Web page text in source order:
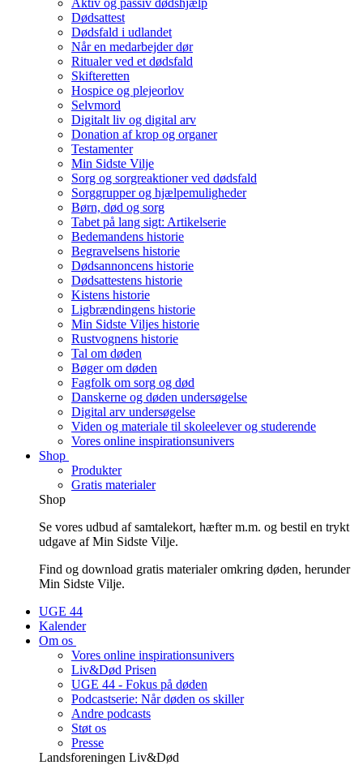
Aktiv og passiv dødshjælp
Dødsattest
Dødsfald i udlandet
Når en medarbejder dør
Ritualer ved et dødsfald
Skifteretten
Hospice og plejeorlov
Selvmord
Digitalt liv og digital arv
Donation af krop og organer
Testamenter
Min Sidste Vilje
Sorg og sorgreaktioner ved dødsfald
Sorggrupper og hjælpemuligheder
Børn, død og sorg
Tabet på lang sigt: Artikelserie
Bedemandens historie
Begravelsens historie
Dødsannoncens historie
Dødsattestens historie
Kistens historie
Ligbrændingens historie
Min Sidste Viljes historie
Rustvognens historie
Tal om døden
Bøger om døden
Fagfolk om sorg og død
Danskerne og døden undersøgelse
Digital arv undersøgelse
Viden og materiale til skoleelever og studerende
Vores online inspirationsunivers
Shop
Produkter
Gratis materialer
Shop
Se vores udbud af samtalekort, hæfter m.m. og bestil en trykt
udgave af Min Sidste Vilje.
Find og download gratis materialer omkring døden, herunder
Min Sidste Vilje.
UGE 44
Kalender
Om os
Vores online inspirationsunivers
Liv&Død Prisen
UGE 44 - Fokus på døden
Podcastserie: Når døden os skiller
Andre podcasts
Støt os
Presse
Landsforeningen Liv&Død